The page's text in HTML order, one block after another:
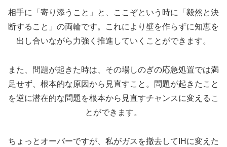
相手に「寄り添うこと」と、ここぞという時に「毅然と決
断すること」の両輪です。これにより壁を作らずに知恵を
出し合いながら力強く推進していくことができます。
また、問題が起きた時は、その場しのぎの応急処置では満
足せず、根本的な原因から見直すこと。問題が起きたこと
を逆に潜在的な問題を根本から見直すチャンスに変えるこ
とができます。
ちょっとオーバーですが、私がガスを撤去してIHに変えた